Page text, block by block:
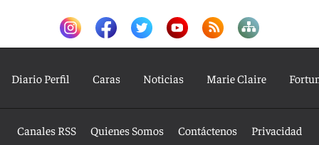
Diario Perfil Caras Noticias Marie Claire
Canales RSS Quienes Somos Contáctenos Privacidad